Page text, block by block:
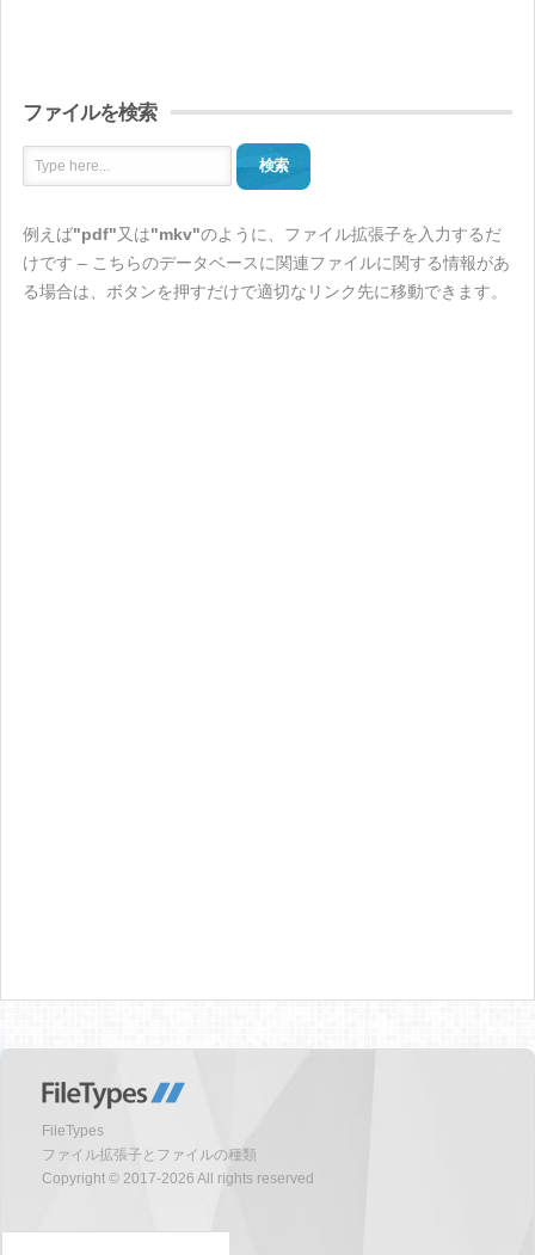
ファイルを検索
検索
例えば"pdf"又は"mkv"のように、ファイル拡張子を入力するだ
けです – こちらのデータベースに関連ファイルに関する情報があ
る場合は、ボタンを押すだけで適切なリンク先に移動できます。
FileTypes
ファイル拡張子とファイルの種類
Copyright © 2017-2026 All rights reserved